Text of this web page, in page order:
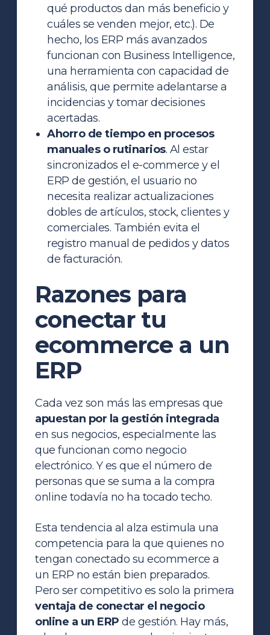
qué productos dan más beneficio y
cuáles se venden mejor, etc.). De
hecho, los ERP más avanzados
funcionan con Business Intelligence,
una herramienta con capacidad de
análisis, que permite adelantarse a
incidencias y tomar decisiones
acertadas.
Ahorro de tiempo en procesos
manuales o rutinarios. Al estar
sincronizados el e-commerce y el
ERP de gestión, el usuario no
necesita realizar actualizaciones
dobles de artículos, stock, clientes y
comerciales. También evita el
registro manual de pedidos y datos
de facturación.
Razones para
conectar tu
ecommerce a un
ERP
Cada vez son más las empresas que
apuestan por la gestión integrada
en sus negocios, especialmente las
que funcionan como negocio
electrónico. Y es que el número de
personas que se suma a la compra
online todavía no ha tocado techo.
Esta tendencia al alza estimula una
competencia para la que quienes no
tengan conectado su ecommerce a
un ERP no están bien preparados.
Pero ser competitivo es solo la primera
ventaja de conectar el negocio
online a un ERP de gestión. Hay más,